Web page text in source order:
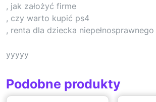
, jak założyć firme
, czy warto kupić ps4
, renta dla dziecka
yyyyy
Podobne produkty